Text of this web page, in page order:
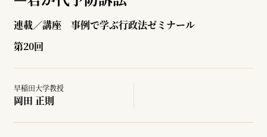
連載／講座 事例で学ぶ行政法ゼミナール
第20回
早稲田大学教授
岡田 正則